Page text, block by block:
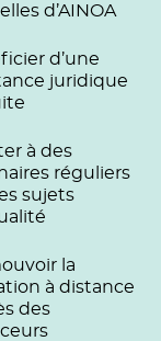
d’AINOA
d’une
juridique
à des
réguliers
sujets
la
à distance
des